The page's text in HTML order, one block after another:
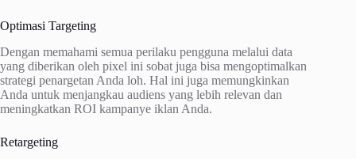
Optimasi Targeting
Dengan memahami semua perilaku pengguna melalui data
yang diberikan oleh pixel ini sobat juga bisa mengoptimalkan
strategi penargetan Anda loh. Hal ini juga memungkinkan
Anda untuk menjangkau audiens yang lebih relevan dan
meningkatkan ROI kampanye iklan Anda.
Retargeting